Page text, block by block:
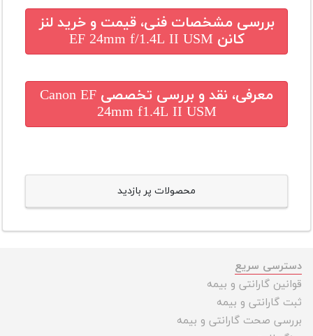
بررسی مشخصات فنی، قیمت و خریدلنز
کانن EF 24mm f/1.4L II USM
معرفی، نقد و بررسی تخصصی Canon EF
24mm f1.4L II USM
محصولات پر بازدید
دسترسی سریع
قوانین گارانتی و بیمه
ثبت گارانتی و بیمه
بررسی صحت گارانتی و بیمه